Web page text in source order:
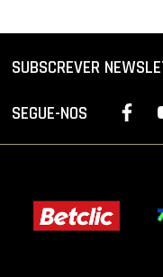
SUBSCREVER
SEGUE-NOS